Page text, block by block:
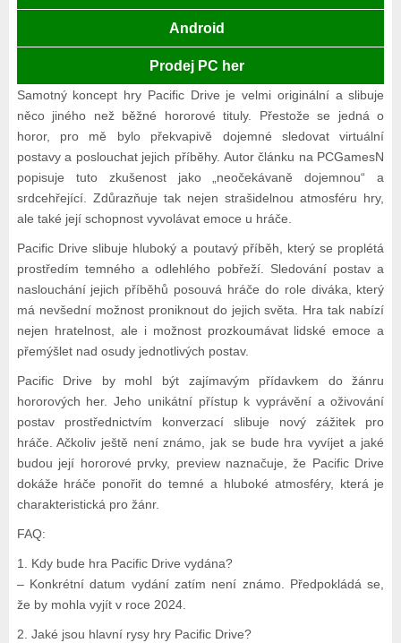
Android
Prodej PC her
Samotný koncept hry Pacific Drive je velmi originální a slibuje
něco jiného než běžné hororové tituly. Přestože se jedná o
horor, pro mě bylo překvapivě dojemné sledovat virtuální
postavy a poslouchat jejich příběhy. Autor článku na PCGamesN
popisuje tuto zkušenost jako „neočekávaně dojemnou“ a
srdcehřející. Zdůrazňuje tak nejen strašidelnou atmosféru hry,
ale také její schopnost vyvolávat emoce u hráče.
Pacific Drive slibuje hluboký a poutavý příběh, který se proplétá
prostředím temného a odlehlého pobřeží. Sledování postav a
naslouchání jejich příběhů posouvá hráče do role diváka, který
má nevšední možnost proniknout do jejich světa. Hra tak nabízí
nejen hratelnost, ale i možnost prozkoumávat lidské emoce a
přemýšlet nad osudy jednotlivých postav.
Pacific Drive by mohl být zajímavým přídavkem do žánru
hororových her. Jeho unikátní přístup k vyprávění a oživování
postav prostřednictvím konverzací slibuje nový zážitek pro
hráče. Ačkoliv ještě není známo, jak se bude hra vyvíjet a jaké
budou její hororové prvky, preview naznačuje, že Pacific Drive
dokáže hráče ponořit do temné a hluboké atmosféry, která je
charakteristická pro žánr.
FAQ:
1. Kdy bude hra Pacific Drive vydána?
– Konkrétní datum vydání zatím není známo. Předpokládá se,
že by mohla vyjít v roce 2024.
2. Jaké jsou hlavní rysy hry Pacific Drive?